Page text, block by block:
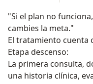
"Si el plan no
cambies la meta."
El tratamiento cuenta
Etapa descenso:
La primera consulta,
una historia clínica,